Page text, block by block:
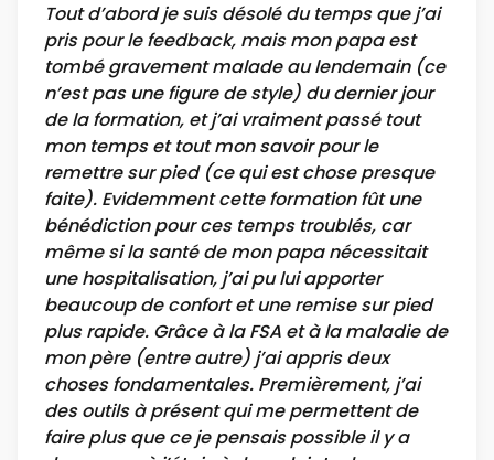
Tout d’abord je suis désolé du temps que j’ai
pris pour le feedback, mais mon papa est
tombé gravement malade au lendemain (ce
n’est pas une figure de style) du dernier jour
de la formation, et j’ai vraiment passé tout
mon temps et tout mon savoir pour le
remettre sur pied (ce qui est chose presque
faite). Evidemment cette formation fût une
bénédiction pour ces temps troublés, car
même si la santé de mon papa nécessitait
une hospitalisation, j’ai pu lui apporter
beaucoup de confort et une remise sur pied
plus rapide. Grâce à la FSA et à la maladie de
mon père (entre autre) j’ai appris deux
choses fondamentales. Premièrement, j’ai
des outils à présent qui me permettent de
faire plus que ce je pensais possible il y a